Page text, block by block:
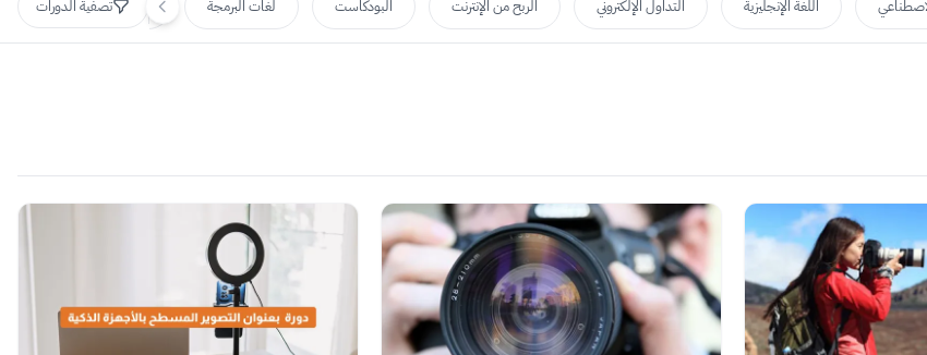
اللغة الإنجليزية التداول الإلكتروني الربح من الإنترنت البودكاست لغات البرمجة التجارة الإلكترونية
تصفية الدورات